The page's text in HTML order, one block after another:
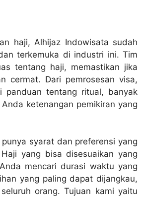
haji, Alhijaz Indowisata sudah
terkemuka di industri ini. Tim
tentang haji, memastikan jika
cermat. Dari pemrosesan visa,
panduan tentang ritual, banyak
ketenangan pemikiran yang
syarat dan preferensi yang
yang bisa disesuaikan yang
mencari durasi waktu yang
yang paling dapat dijangkau,
orang. Tujuan kami yaitu